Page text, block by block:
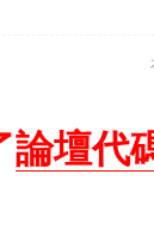
論壇代